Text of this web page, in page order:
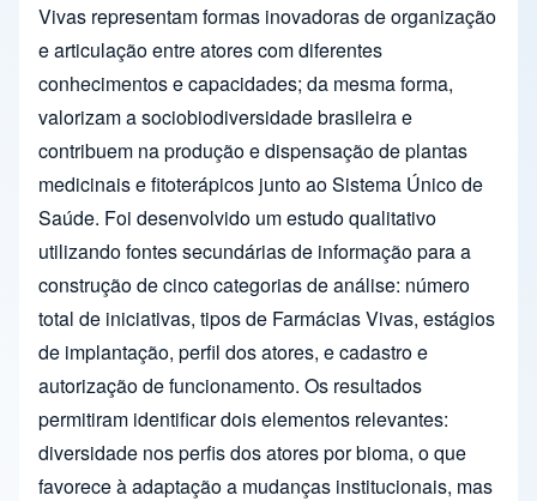
Vivas representam formas inovadoras de organização
e articulação entre atores com diferentes
conhecimentos e capacidades; da mesma forma,
valorizam a sociobiodiversidade brasileira e
contribuem na produção e dispensação de plantas
medicinais e fitoterápicos junto ao Sistema Único de
Saúde. Foi desenvolvido um estudo qualitativo
utilizando fontes secundárias de informação para a
construção de cinco categorias de análise: número
total de iniciativas, tipos de Farmácias Vivas, estágios
de implantação, perfil dos atores, e cadastro e
autorização de funcionamento. Os resultados
permitiram identificar dois elementos relevantes:
diversidade nos perfis dos atores por bioma, o que
favorece à adaptação a mudanças institucionais, mas